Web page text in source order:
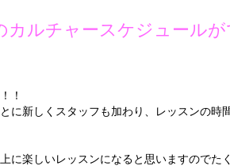
カルチャースケジュールが
！
に新しくスタッフも加わり、レッスンの
に楽しいレッスンになると思いますのでた